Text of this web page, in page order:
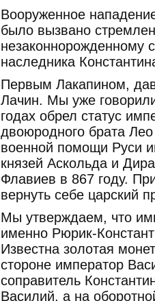
Вооруженное
было вызвано
незаконнорожденному
наследника
Первым Лакапином,
Лачин. Мы уже
годах обрел статус
двоюродного брата
военной помощи Руси
князей Аскольда и
Флавиев в 867 году.
вернуть себе царский
Мы утверждаем, что
именно Рюрик-
Известна золотая
стороне император
соправитель
Василий, а на